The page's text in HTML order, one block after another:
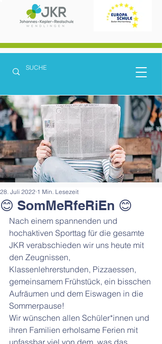
😊 SomMeRfeRiEn 😊
28. Juli 2022 1 Min. Lesezeit
Nach einem spannenden und
hochaktiven Sporttag für die gesamte
JKR verabschieden wir uns heute mit
den Zeugnissen,
Klassenlehrerstunden, Pizzaessen,
gemeinsamem Frühstück, ein bisschen
Aufräumen und dem Eiswagen in die
Sommerpause!
Wir wünschen allen Schüler*innen und
ihren Familien erholsame Ferien mit
unfassbar viel von dem, was das